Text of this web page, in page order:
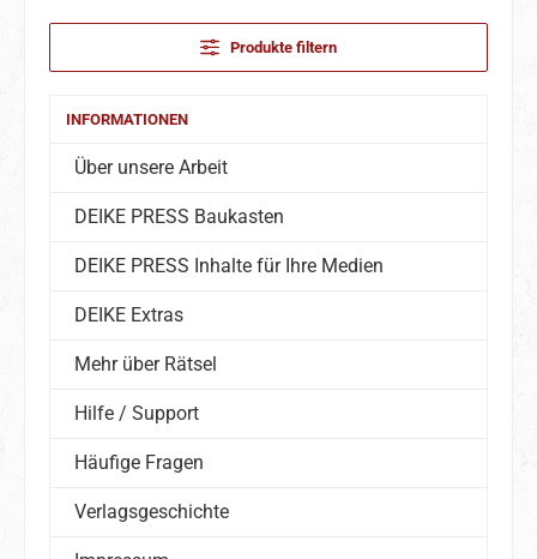
Produkte filtern
INFORMATIONEN
Über unsere Arbeit
DEIKE PRESS Baukasten
DEIKE PRESS Inhalte für Ihre Medien
DEIKE Extras
Mehr über Rätsel
Hilfe / Support
Häufige Fragen
Verlagsgeschichte